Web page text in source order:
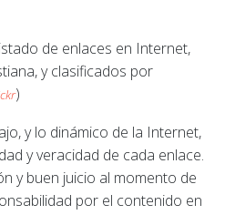
de enlaces en Internet,
y clasificados por
)
y lo dinámico de la Internet,
y veracidad de cada enlace.
y buen juicio al momento de
por el contenido en